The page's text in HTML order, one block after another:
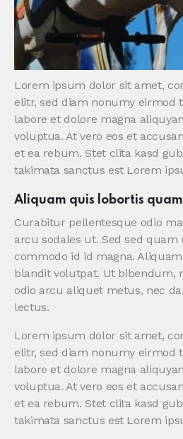
Lorem ipsum dolor sit amet,
elitr, sed diam nonumy eirmod
labore et dolore magna
voluptua. At vero eos et
et ea rebum. Stet clita kasd
takimata sanctus est Lorem
Aliquam quis lobortis quam
Curabitur pellentesque odio
arcu sodales ut. Sed sed
commodo id id magna.
blandit volutpat. Ut bibendum,
odio arcu aliquet metus, nec
lectus.
Lorem ipsum dolor sit amet,
elitr, sed diam nonumy eirmod
labore et dolore magna
voluptua. At vero eos et
et ea rebum. Stet clita kasd
takimata sanctus est Lorem